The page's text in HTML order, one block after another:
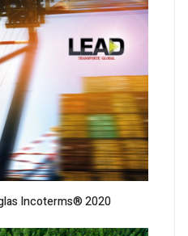
Incoterms® 2020